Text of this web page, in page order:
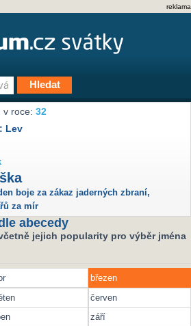
reklama
v roce:32
Lev
boje za zákaz jaderných zbraní,
za mír
abecedy
jejich popularity pro výběr jména
březen
červen
září